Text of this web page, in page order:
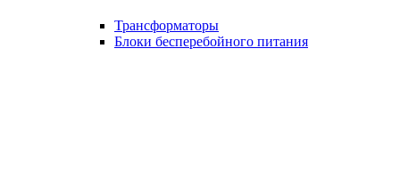
Трансформаторы
Блоки бесперебойного питания